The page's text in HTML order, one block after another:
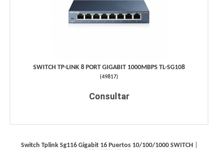
SWITCH TP-LINK 8 PORT GIGABIT 1000MBPS TL-SG108
(49817)
Consultar
Switch Tplink Sg116 Gigabit 16 Puertos 10/100/1000 SWITCH